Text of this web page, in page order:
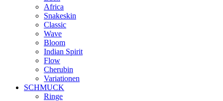
Africa
Snakeskin
Classic
Wave
Bloom
Indian Spirit
Flow
Cherubin
Variationen
SCHMUCK
Ringe